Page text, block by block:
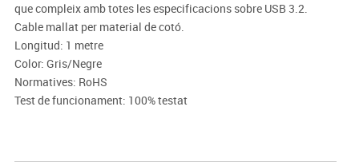
que compleix amb totes les especificacions sobre USB 3.2.
Cable mallat per material de cotó.
Longitud: 1 metre
Color: Gris/Negre
Normatives: RoHS
Test de funcionament: 100% testat